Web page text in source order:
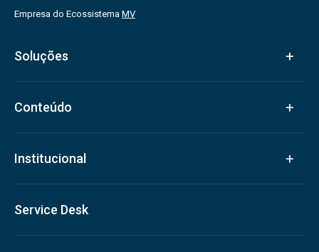
Empresa do Ecossistema MV
Soluções
Conteúdo
Institucional
Service Desk